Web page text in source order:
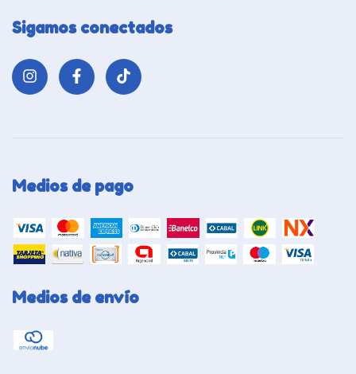
Sigamos conectados
Medios de pago
Medios de envío